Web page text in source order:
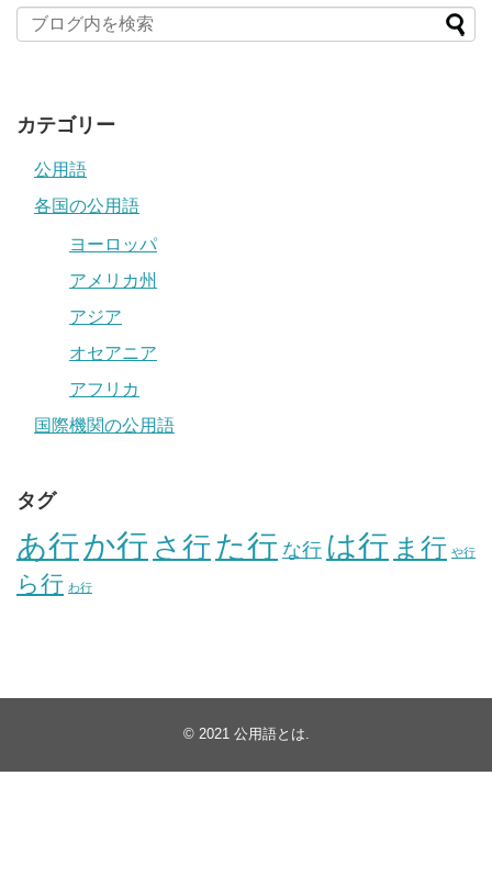
カテゴリー
公用語
各国の公用語
ヨーロッパ
アメリカ州
アジア
オセアニア
アフリカ
国際機関の公用語
タグ
あ行か行 さ行た行 な行 は行 ま行 や行
ら行 わ行
© 2021 公用語とは.